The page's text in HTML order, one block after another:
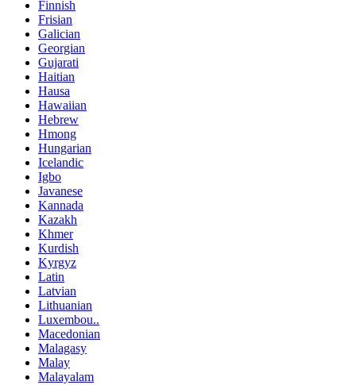
Finnish
Frisian
Galician
Georgian
Gujarati
Haitian
Hausa
Hawaiian
Hebrew
Hmong
Hungarian
Icelandic
Igbo
Javanese
Kannada
Kazakh
Khmer
Kurdish
Kyrgyz
Latin
Latvian
Lithuanian
Luxembou..
Macedonian
Malagasy
Malay
Malayalam